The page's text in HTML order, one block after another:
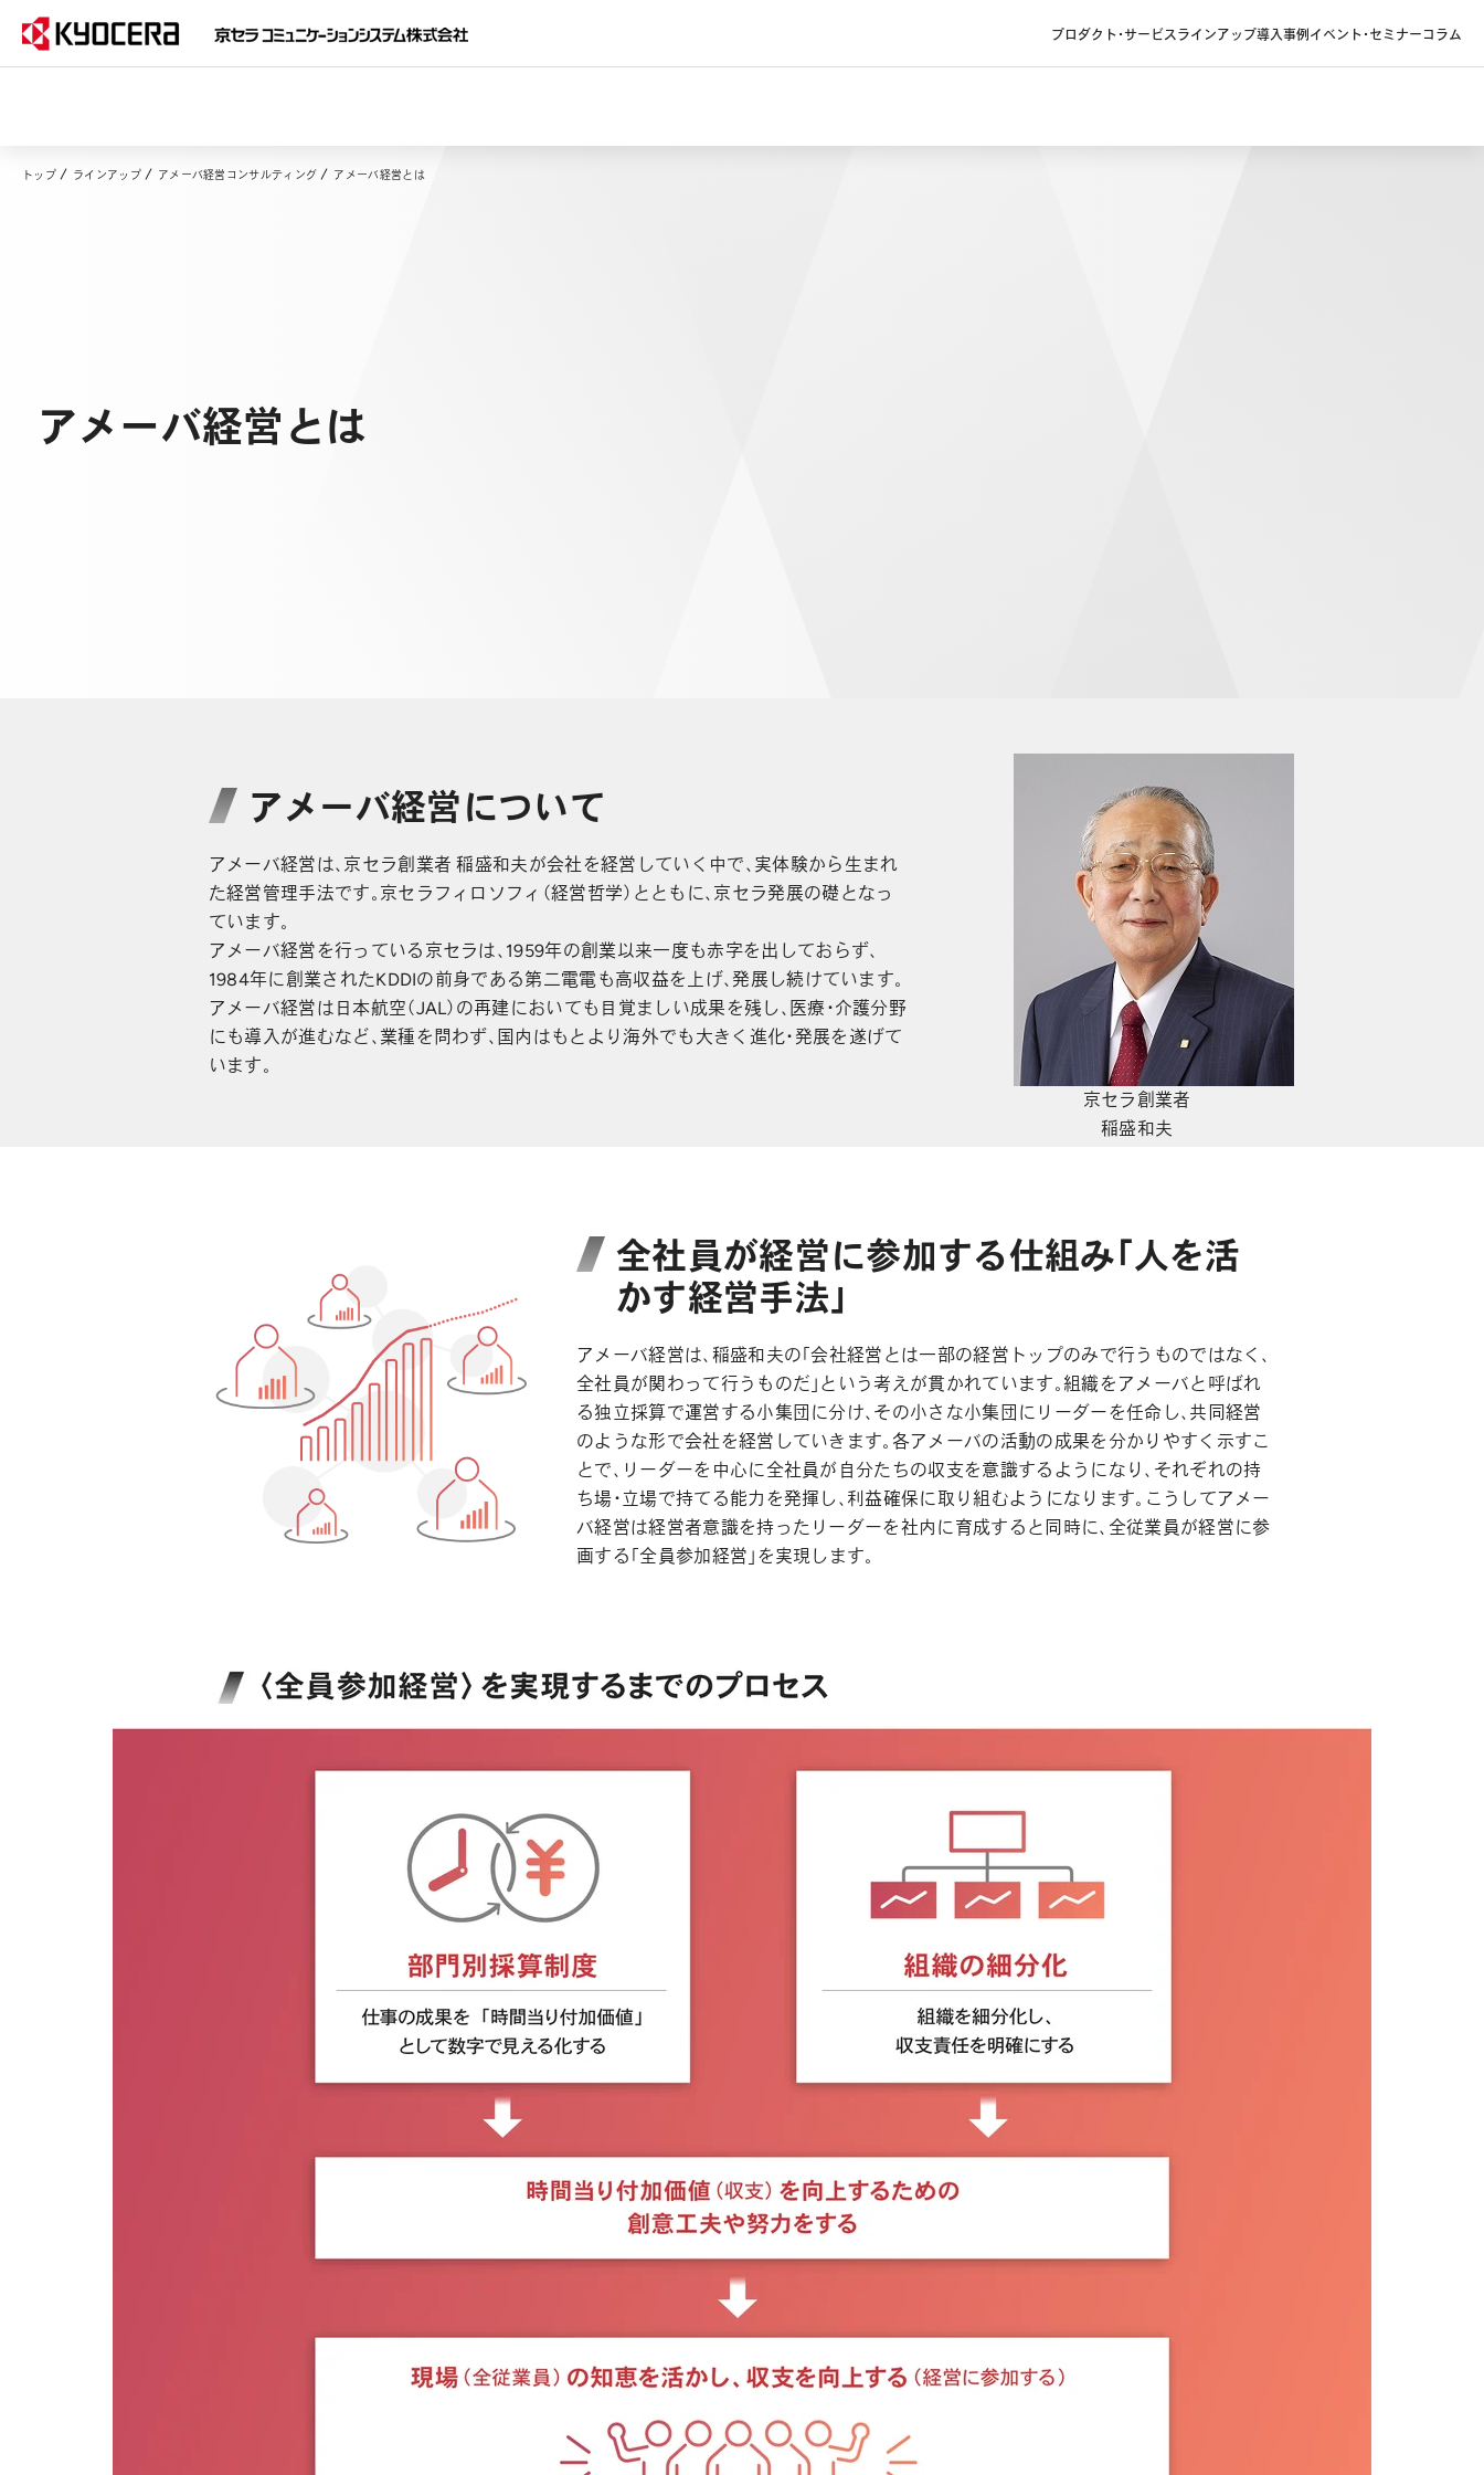
プロダクト・サービスラインアップ導入事例 イベント・セミナー コラム
トップ ラインアップ アメーバ経営コンサルティング アメーバ経営とは
アメーバ経営とは
アメーバ経営について
アメーバ経営は、京セラ創業者 稲盛和夫が会社を経営していく中で、実体験から生まれ
た経営管理手法です。京セラフィロソフィ（経営哲学）とともに、京セラ発展の礎となっ
ています。
アメーバ経営を行っている京セラは、1959年の創業以来一度も赤字を出しておらず、
1984年に創業されたKDDIの前身である第二電電も高収益を上げ、発展し続けています。
アメーバ経営は日本航空（JAL）の再建においても目覚ましい成果を残し、医療・介護分野
にも導入が進むなど、業種を問わず、国内はもとより海外でも大きく進化・発展を遂げて
います。
京セラ創業者
稲盛和夫
全社員が経営に参加する仕組み「人を活
かす経営手法」
アメーバ経営は、稲盛和夫の「会社経営とは一部の経営トップのみで行うものではなく、
全社員が関わって行うものだ」という考えが貫かれています。組織をアメーバと呼ばれ
る独立採算で運営する小集団に分け、その小さな小集団にリーダーを任命し、共同経営
のような形で会社を経営していきます。各アメーバの活動の成果を分かりやすく示すこ
とで、リーダーを中心に全社員が自分たちの収支を意識するようになり、それぞれの持
ち場・立場で持てる能力を発揮し、利益確保に取り組むようになります。こうしてアメー
バ経営は経営者意識を持ったリーダーを社内に育成すると同時に、全従業員が経営に参
画する「全員参加経営」を実現します。